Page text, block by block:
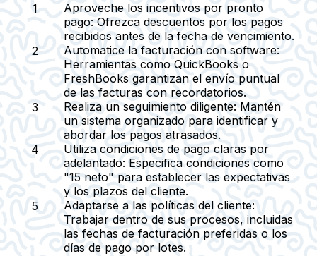
Aproveche los incentivos por pronto
pago: Ofrezca descuentos por los pagos
recibidos antes de la fecha de vencimiento.
Automatice la facturación con software:
Herramientas como QuickBooks o
FreshBooks garantizan el envío puntual
de las facturas con recordatorios.
Realiza un seguimiento diligente: Mantén
un sistema organizado para identificar y
abordar los pagos atrasados.
Utiliza condiciones de pago claras por
adelantado: Especifica condiciones como
"15 neto" para establecer las expectativas
y los plazos del cliente.
Adaptarse a las políticas del cliente:
Trabajar dentro de sus procesos, incluidas
las fechas de facturación preferidas o los
días de pago por lotes.